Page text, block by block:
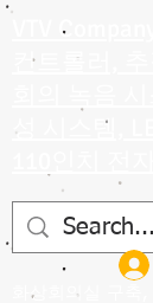
VTV
컨트롤러,
회의 녹음
성 시스템,
110인치 전
화상회의실 구축